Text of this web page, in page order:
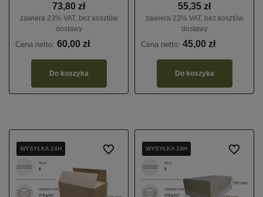
73,80 zł
zawiera 23% VAT, bez kosztów
dostawy
Cena netto: 60,00 zł
Do koszyka
55,35 zł
zawiera 23% VAT, bez kosztów
dostawy
Cena netto: 45,00 zł
Do koszyka
WYSYŁKA 24H
WYSYŁKA 24H
WYSYŁKA 24H Do ulubionychWYSYŁKA 24H
WYSYŁKA 24H
WYSYŁKA 24H Do